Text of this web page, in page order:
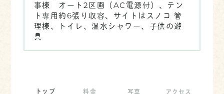
事棟 オート2区画（AC電源付）、テン
ト専用約6張り収容、サイトはスノコ 管
理棟、トイレ、温水シャワー、子供の遊
具
トップ 料金 写真 アクセス